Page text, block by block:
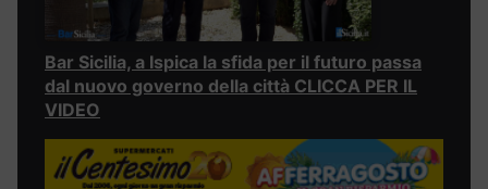
Bar Sicilia, a Ispica la sfida per il futuro passa
dal nuovo governo della città CLICCA PER IL
VIDEO